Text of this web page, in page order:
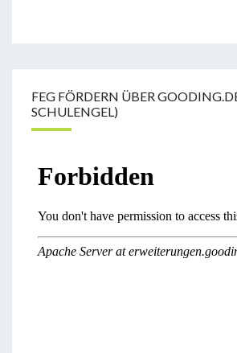
FEG FÖRDERN ÜBER
SCHULENGEL)